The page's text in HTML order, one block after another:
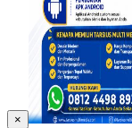
×